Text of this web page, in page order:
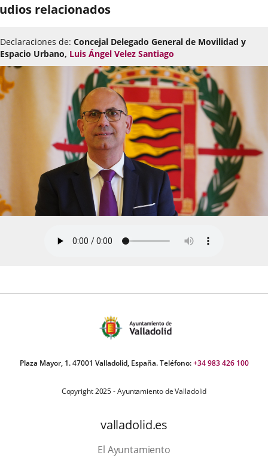
relacionados
Declaraciones de: Concejal Delegado General de Movilidad y
Espacio Urbano, Luis Ángel Velez Santiago
Plaza Mayor, 1. 47001 Valladolid, España. Teléfono:+34 983 426 100
Copyright 2025 - Ayuntamiento de Valladolid
valladolid.es
El Ayuntamiento